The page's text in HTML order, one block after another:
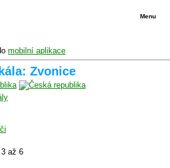
Menu
mobilní aplikace
Zvonice
3 až 6